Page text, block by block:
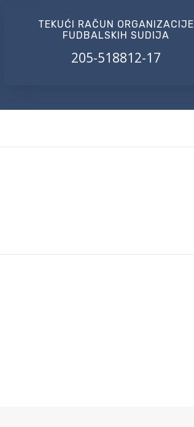
TEKUĆI RAČUN ORGANIZACIJE
FUDBALSKIH SUDIJA
205-518812-17